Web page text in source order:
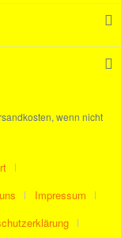
wenn nicht
Impressum